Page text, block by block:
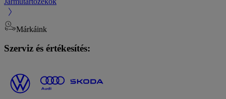
Márkáink
Szerviz és értékesítés: